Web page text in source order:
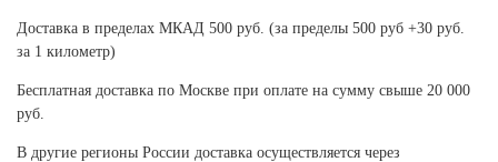
Доставка в пределах МКАД 500 руб. (за пределы 500 руб +30 руб.
за 1 километр)
Бесплатная доставка по Москве при оплате на сумму свыше 20 000
руб.
В другие регионы России доставка осуществляется через